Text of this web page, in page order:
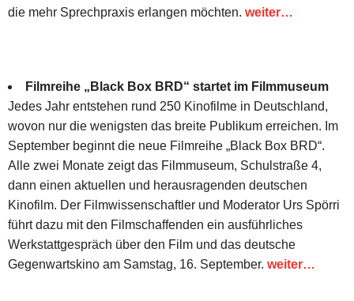
die mehr Sprechpraxis erlangen möchten. weiter…
Filmreihe „Black Box BRD“ startet im Filmmuseum
Jedes Jahr entstehen rund 250 Kinofilme in Deutschland,
wovon nur die wenigsten das breite Publikum erreichen. Im
September beginnt die neue Filmreihe „Black Box BRD“.
Alle zwei Monate zeigt das Filmmuseum, Schulstraße 4,
dann einen aktuellen und herausragenden deutschen
Kinofilm. Der Filmwissenschaftler und Moderator Urs Spörri
führt dazu mit den Filmschaffenden ein ausführliches
Werkstattgespräch über den Film und das deutsche
Gegenwartskino am Samstag, 16. September. weiter…